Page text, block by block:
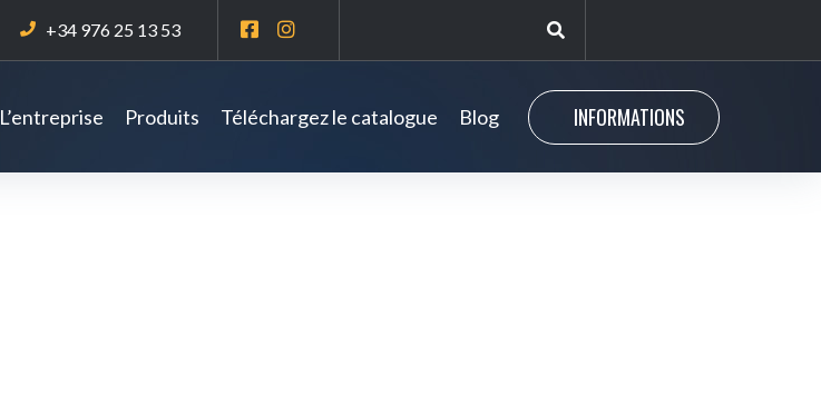
+34 976 25 13 53
L’entreprise Produits Téléchargez le catalogue Blog INFORMATIONS